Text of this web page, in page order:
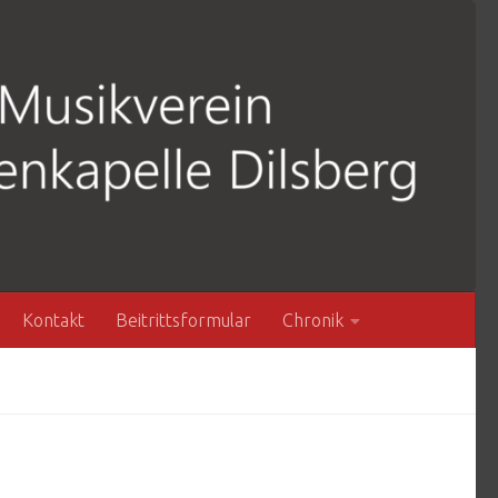
Kontakt Beitrittsformular Chronik